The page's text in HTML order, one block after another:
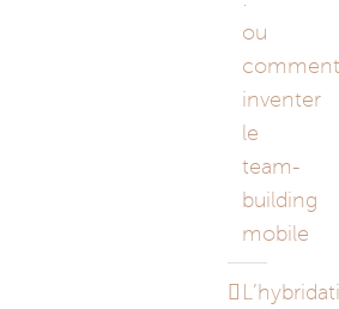
ou
comment
inventer
le
team-
building
mobile